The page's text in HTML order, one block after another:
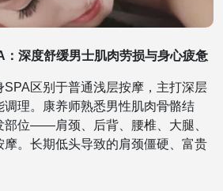
深度舒缓男士肌肉劳损与身心疲惫
区别于普通浅层按摩，主打深层
调理。康养师熟悉男性肌肉骨骼结
部位——肩颈、后背、腰椎、大腿、
。长期低头导致的肩颈僵硬、富贵